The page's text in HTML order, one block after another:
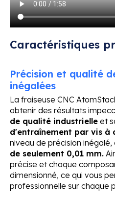
Caractéristiques
Précision et qualité
inégalées
La fraiseuse CNC
obtenir des résultats
de qualité industrielle et
d'entraînement par vis à
niveau de précision inégalé,
de seulement 0,01 mm.
précise et chaque
dimensionné, ce qui vous
professionnelle sur chaque